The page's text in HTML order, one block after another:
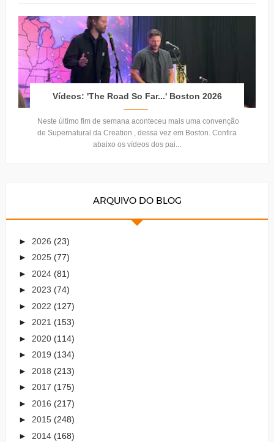
Vídeos: 'The Road So Far...' Boston 2026
Neste último fim de semana aconteceu mais uma convenção
de Supernatural da Creation , dessa vez em Boston. Confira
abaixo os vídeos dos pai...
ARQUIVO DO BLOG
► 2026 (23)
► 2025 (77)
► 2024 (81)
► 2023 (74)
► 2022 (127)
► 2021 (153)
► 2020 (114)
► 2019 (134)
► 2018 (213)
► 2017 (175)
► 2016 (217)
► 2015 (248)
► 2014 (168)